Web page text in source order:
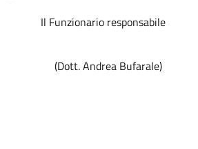
responsabile
Bufarale)